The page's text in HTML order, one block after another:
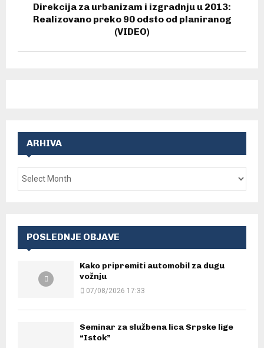
Direkcija za urbanizam i izgradnju u 2013:
Realizovano preko 90 odsto od planiranog
(VIDEO)
ARHIVA
POSLEDNJE OBJAVE
Kako pripremiti automobil za dugu
vožnju
07/08/2026 17:33
Seminar za službena lica Srpske lige
“Istok”